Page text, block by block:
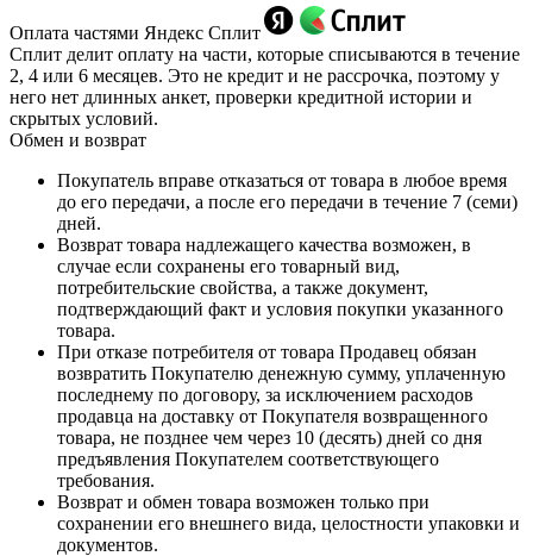
Оплата частями Яндекс Сплит
Сплит делит оплату на части, которые списываются в течение
2, 4 или 6 месяцев. Это не кредит и не рассрочка, поэтому у
него нет длинных анкет, проверки кредитной истории и
скрытых условий.
Обмен и возврат
Покупатель вправе отказаться от товара в любое время
до его передачи, а после его передачи в течение 7 (семи)
дней.
Возврат товара надлежащего качества возможен, в
случае если сохранены его товарный вид,
потребительские свойства, а также документ,
подтверждающий факт и условия покупки указанного
товара.
При отказе потребителя от товара Продавец обязан
возвратить Покупателю денежную сумму, уплаченную
последнему по договору, за исключением расходов
продавца на доставку от Покупателя возвращенного
товара, не позднее чем через 10 (десять) дней со дня
предъявления Покупателем соответствующего
требования.
Возврат и обмен товара возможен только при
сохранении его внешнего вида, целостности упаковки и
документов.